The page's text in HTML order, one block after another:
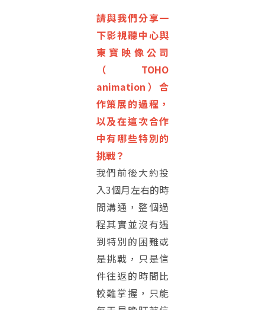
請與我們分享一
下影視聽中心與
東寶映像公司
（TOHO
animation）合
作策展的過程，
以及在這次合作
中有哪些特別的
挑戰？
我們前後大約投
入3個月左右的時
間溝通，整個過
程其實並沒有遇
到特別的困難或
是挑戰，只是信
件往返的時間比
較難掌握，只能